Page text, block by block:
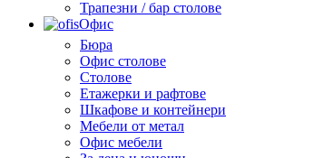
Трапезни / бар столове
Офис
Бюра
Офис столове
Столове
Етажерки и рафтове
Шкафове и контейнери
Мебели от метал
Офис мебели